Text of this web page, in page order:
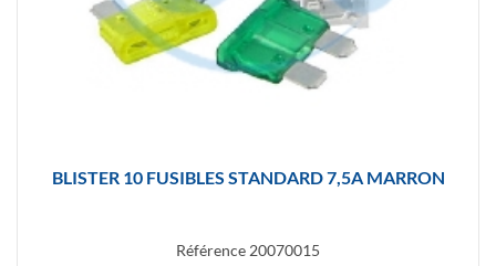
BLISTER 10 FUSIBLES STANDARD 7,5A MARRON
Référence 20070015